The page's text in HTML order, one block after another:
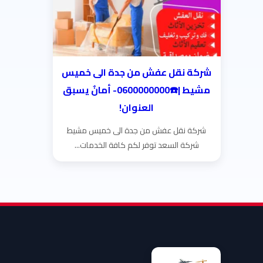
شركة نقل عفش من جدة الى خميس
مشيط |☎️0600000000- أمانٌ يسبق
العنوان!
شركة نقل عفش من جدة الى خميس مشيط
شركة السعد توفر لكم كافة الخدمات...